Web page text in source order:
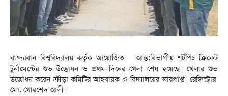
বান্দরবান বিশ্ববিদ্যালয় কর্তৃক আয়োজিত আন্ত:বিভাগীয় শর্টপিচ ক্রিকেট
টুর্নামেন্টের শুভ উদ্ভোধন ও প্রথম দিনের খেলা শেষ হয়েছে। খেলার শুভ
উদ্ভোধন করেন ক্রীড়া কমিটির আহবায়ক ও বিদ্যালয়ের ভারপ্রাপ্ত রেজিস্ট্রার
মো. খোরশেদ আলী।